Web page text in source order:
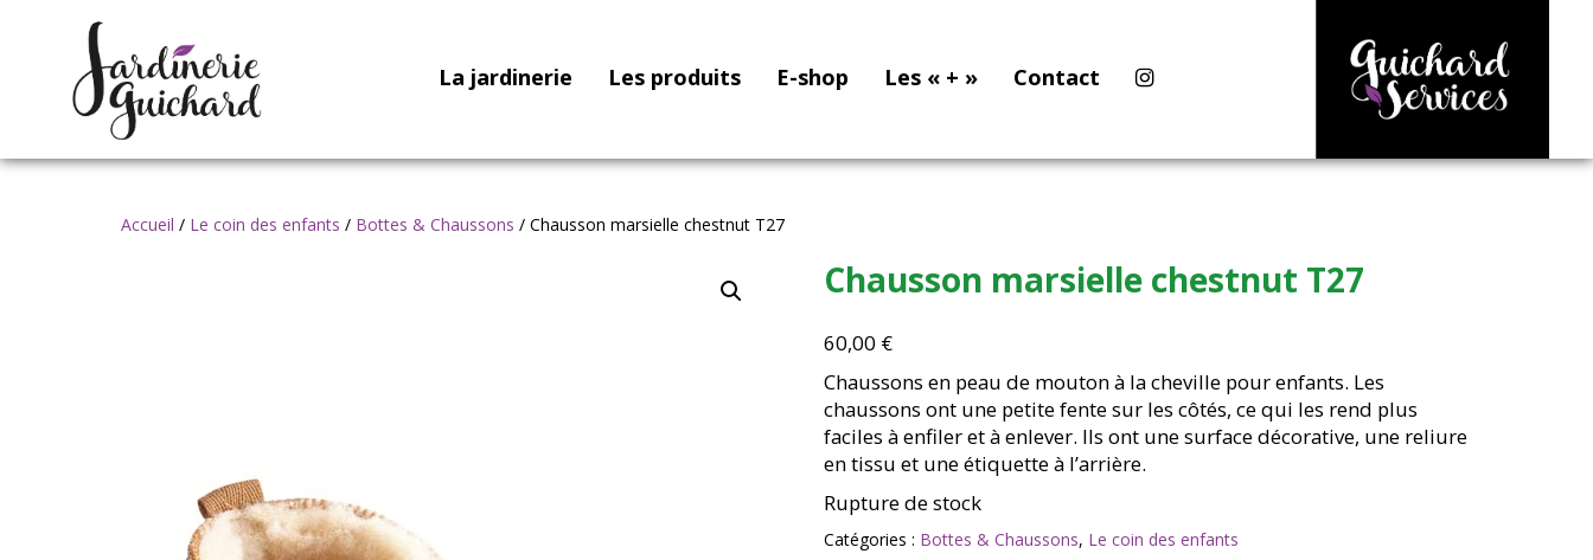
La jardinerie Les produits E-shop Les « + » Contact
Accueil / Le coin des enfants / Bottes & Chaussons / Chausson marsielle chestnut T27
Chausson marsielle chestnut T27
60,00 €
Chaussons en peau de mouton à la cheville pour enfants. Les
chaussons ont une petite fente sur les côtés, ce qui les rend plus
faciles à enfiler et à enlever. Ils ont une surface décorative, une reliure
en tissu et une étiquette à l’arrière.
Rupture de stock
Catégories : Bottes & Chaussons, Le coin des enfants